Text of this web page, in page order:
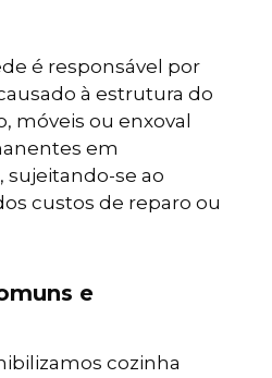
é responsável por
à estrutura do
móveis ou enxoval
em
sujeitando-se ao
custos de reparo ou
e
cozinha